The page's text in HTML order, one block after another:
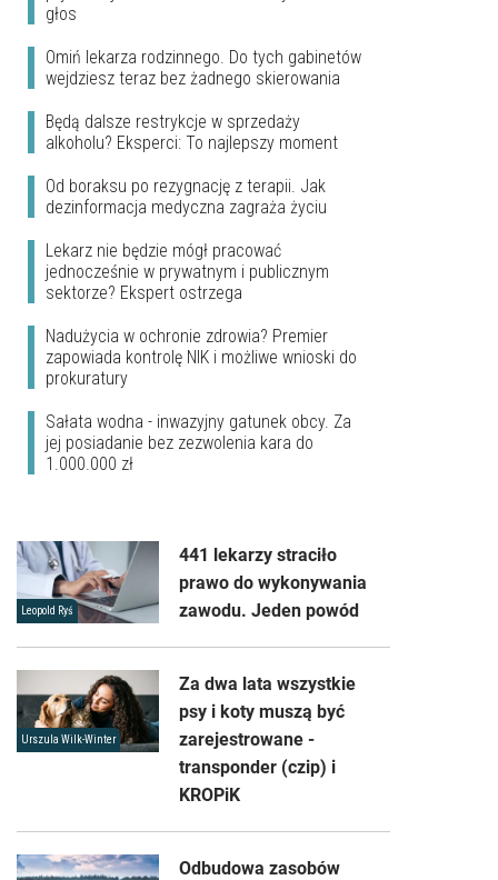
głos
Omiń lekarza rodzinnego. Do tych gabinetów
wejdziesz teraz bez żadnego skierowania
Będą dalsze restrykcje w sprzedaży
alkoholu? Eksperci: To najlepszy moment
Od boraksu po rezygnację z terapii. Jak
dezinformacja medyczna zagraża życiu
Lekarz nie będzie mógł pracować
jednocześnie w prywatnym i publicznym
sektorze? Ekspert ostrzega
Nadużycia w ochronie zdrowia? Premier
zapowiada kontrolę NIK i możliwe wnioski do
prokuratury
Sałata wodna - inwazyjny gatunek obcy. Za
jej posiadanie bez zezwolenia kara do
1.000.000 zł
Leopold Ryś
441 lekarzy straciło
prawo do wykonywania
zawodu. Jeden powód
Urszula Wilk-Winter
Za dwa lata wszystkie
psy i koty muszą być
zarejestrowane -
transponder (czip) i
KROPiK
Odbudowa zasobów